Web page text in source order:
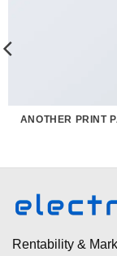
ANOTHER PRINT
Rentability &